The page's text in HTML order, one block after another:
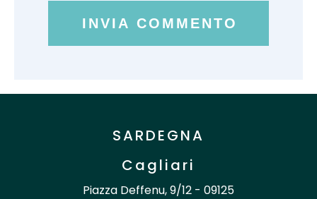
SARDEGNA
Cagliari
Piazza Deffenu, 9/12 - 09125